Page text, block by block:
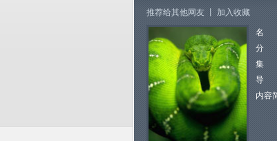
推荐给其他网友 加入收藏
名
分
集
导
内容